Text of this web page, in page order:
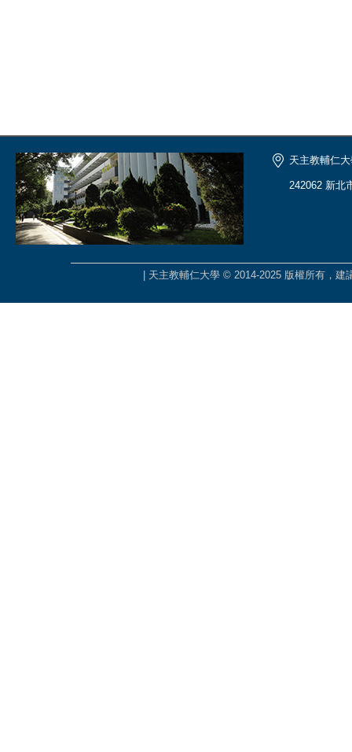
天主教輔仁
242062 新北
| 天主教輔仁大學 © 2014-2025 版權所有，